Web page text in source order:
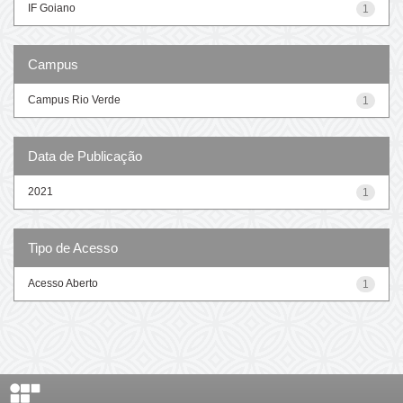
1
IF Goiano
Campus
1
Campus Rio Verde
Data de Publicação
1
2021
Tipo de Acesso
1
Acesso Aberto